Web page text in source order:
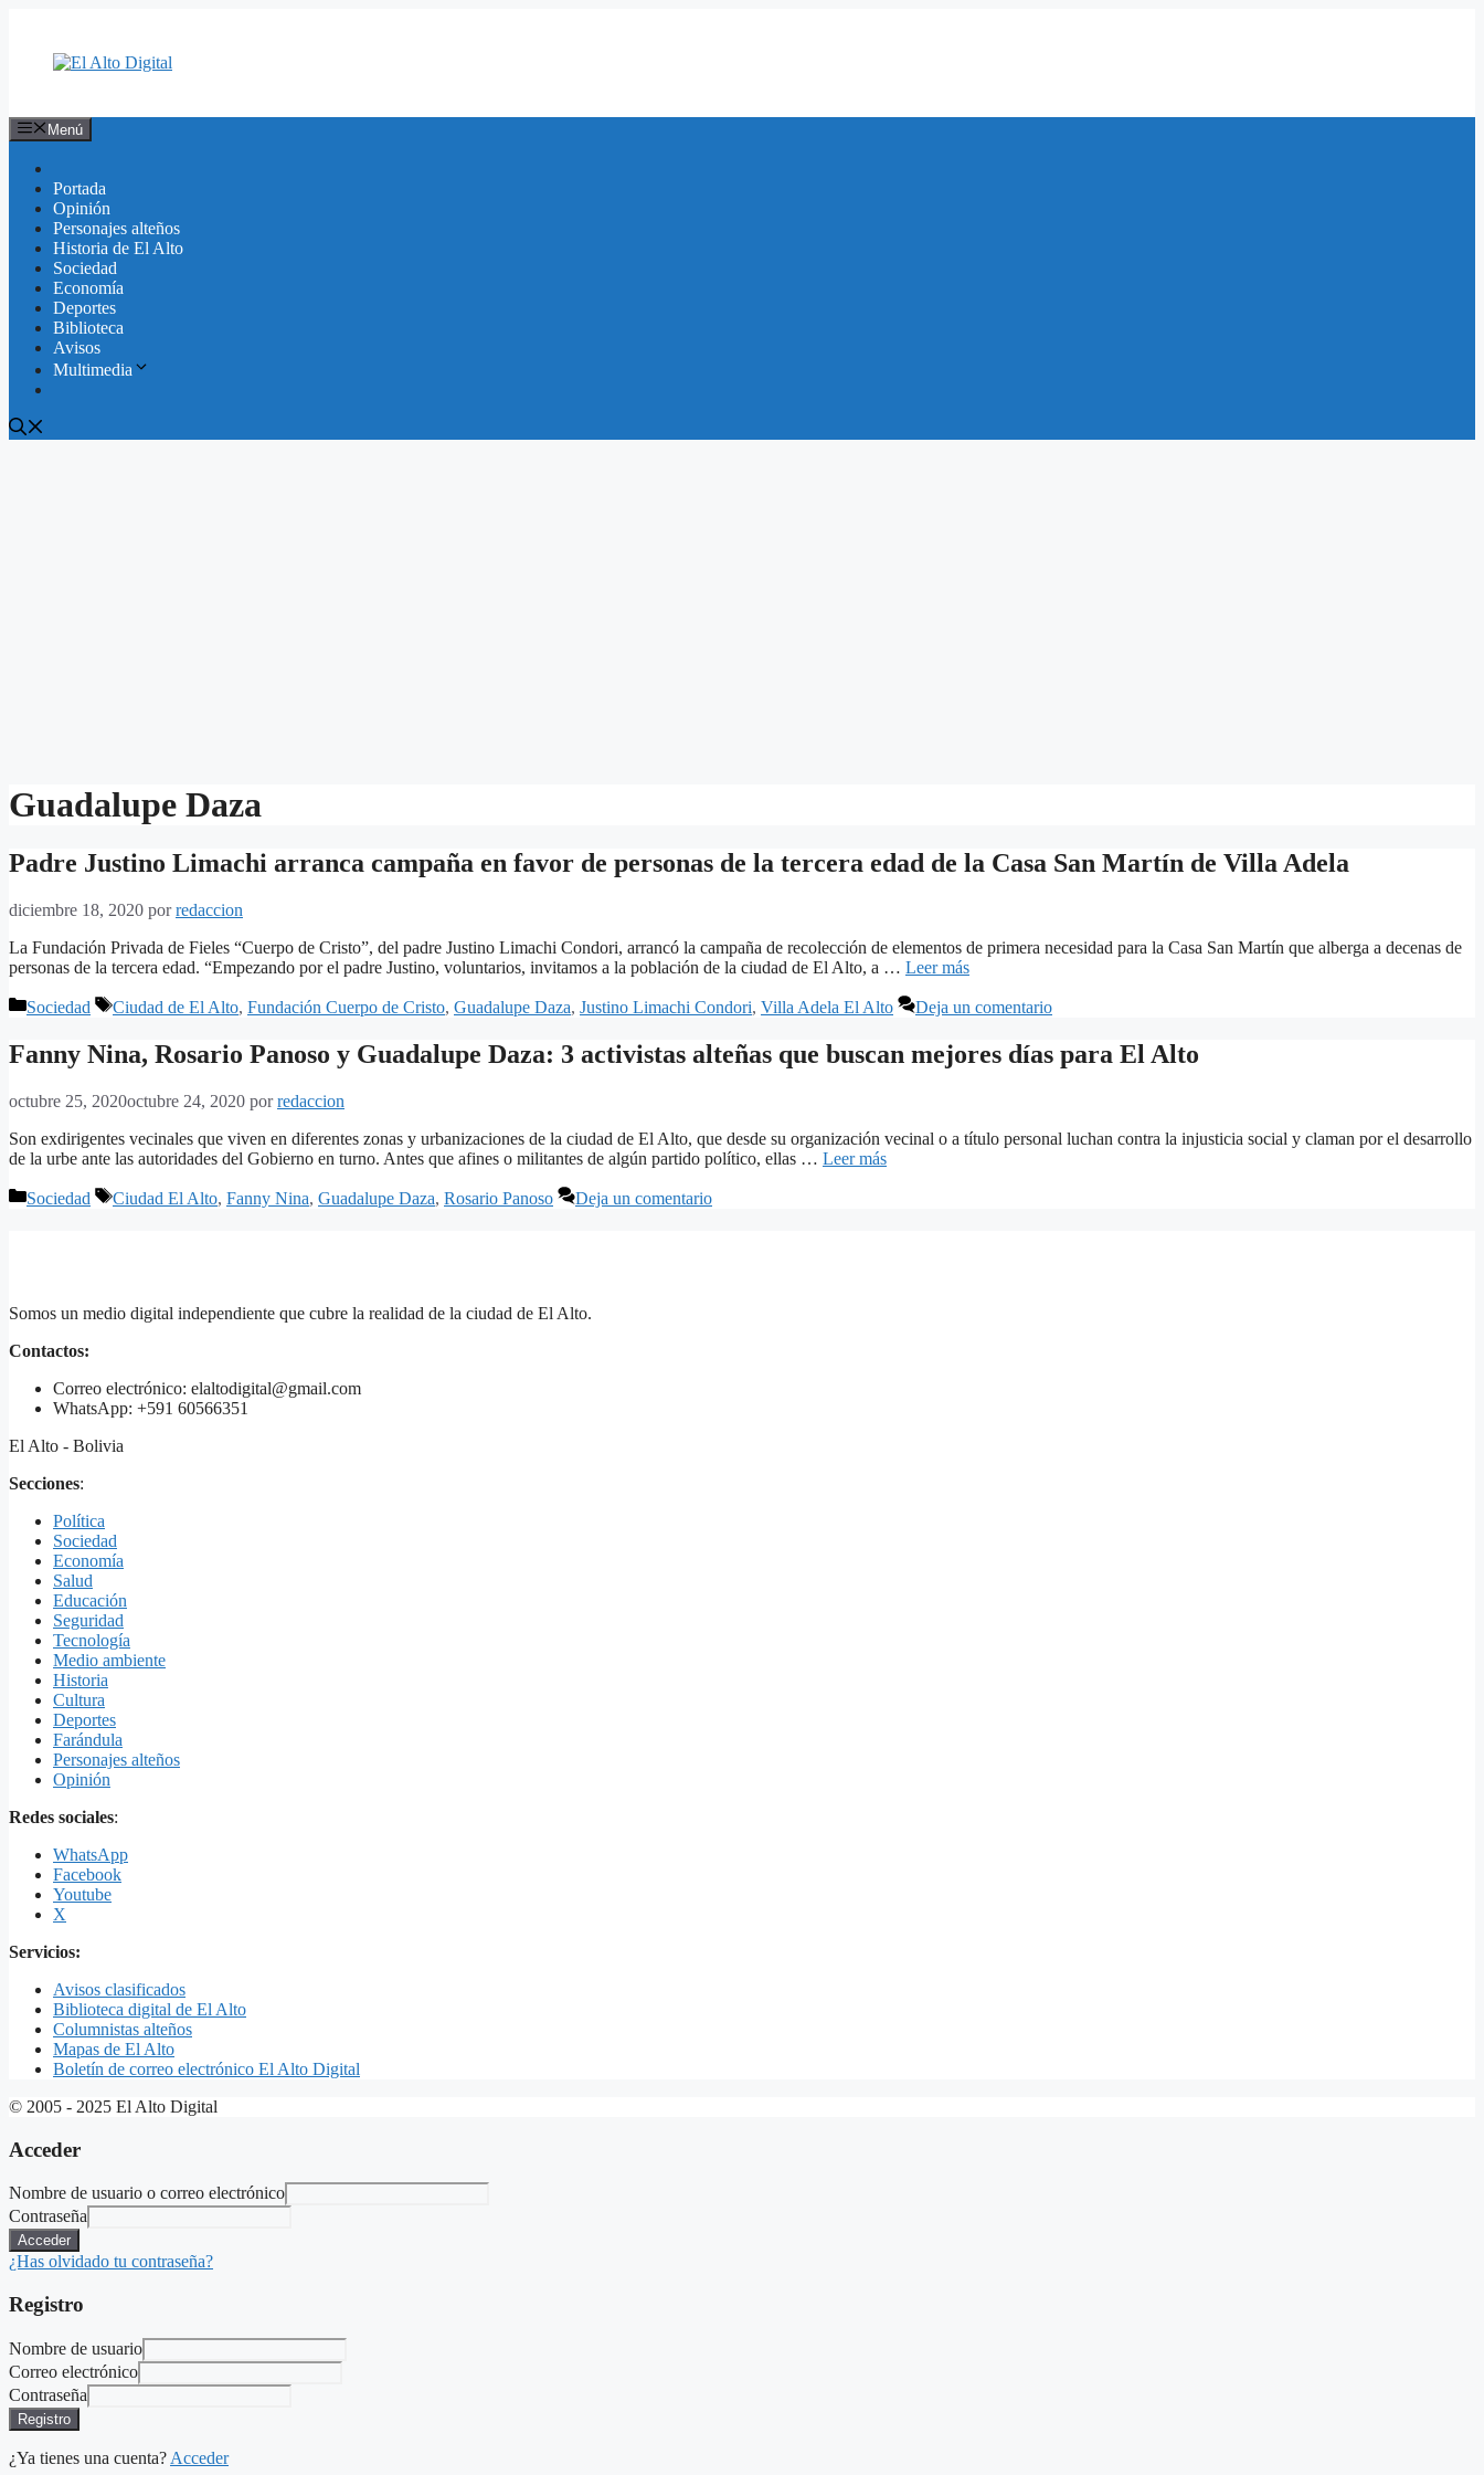
contenido
Menú
Portada
Opinión
Personajes alteños
Historia de El Alto
Sociedad
Economía
Deportes
Biblioteca
Avisos
Multimedia
Guadalupe Daza
Padre Justino Limachi arranca campaña en favor de personas de la tercera edad de la Casa San Martín de Villa Adela
diciembre 18, 2020 porredaccion
La Fundación Privada de Fieles “Cuerpo de Cristo”, del padre Justino Limachi Condori, arrancó la campaña de recolección de elementos de primera necesidad para la Casa San Martín que alberga a decenas de
personas de la tercera edad. “Empezando por el padre Justino, voluntarios, invitamos a la población de la ciudad de El Alto, a … Leer más
Categorías
Sociedad Etiquetas
Ciudad de El Alto, Fundación Cuerpo de Cristo, Guadalupe Daza, Justino Limachi Condori, Villa Adela El Alto Deja un comentario
Fanny Nina, Rosario Panoso y Guadalupe Daza: 3 activistas alteñas que buscan mejores días para El Alto
octubre 25, 2020octubre 24, 2020 porredaccion
Son exdirigentes vecinales que viven en diferentes zonas y urbanizaciones de la ciudad de El Alto, que desde su organización vecinal o a título personal luchan contra la injusticia social y claman por el desarrollo
de la urbe ante las autoridades del Gobierno en turno. Antes que afines o militantes de algún partido político, ellas … Leer más
Categorías
Sociedad Etiquetas
Ciudad El Alto, Fanny Nina, Guadalupe Daza, Rosario Panoso Deja un comentario
Somos un medio digital independiente que cubre la realidad de la ciudad de El Alto.
Contactos:
Correo electrónico: elaltodigital@gmail.com
WhatsApp: +591 60566351
El Alto - Bolivia
Secciones:
Política
Sociedad
Economía
Salud
Educación
Seguridad
Tecnología
Medio ambiente
Historia
Cultura
Deportes
Farándula
Personajes alteños
Opinión
Redes sociales:
WhatsApp
Facebook
Youtube
X
Servicios:
Avisos clasificados
Biblioteca digital de El Alto
Columnistas alteños
Mapas de El Alto
Boletín de correo electrónico El Alto Digital
© 2005 - 2025 El Alto Digital
Acceder
Nombre de usuario o correo electrónico
Contraseña
Acceder
¿Has olvidado tu contraseña?
Registro
Nombre de usuario
Correo electrónico
Contraseña
Registro
¿Ya tienes una cuenta? Acceder